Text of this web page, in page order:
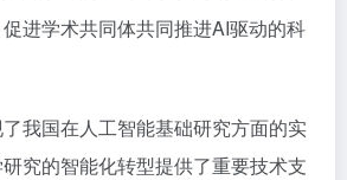
进学术共同体共同推进AI驱动的科
我国在人工智能基础研究方面的实
究的智能化转型提供了重要技术支